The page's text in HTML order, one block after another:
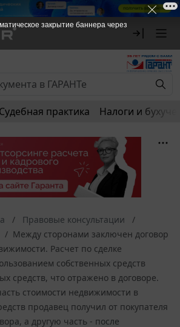
Судебная практика Налоги и
Правовые консультации
Между сторонами заключен договор
Расчет по сделке
собственных средств
средств, что отражено в договоре.
стоимости недвижимости в
продавец получил от покупателя
а другую часть - после
закрытие баннера через